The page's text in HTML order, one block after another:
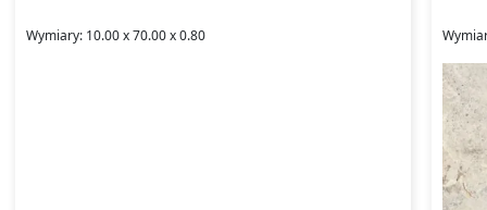
Wymiary: 10.00 x 70.00 x 0.80